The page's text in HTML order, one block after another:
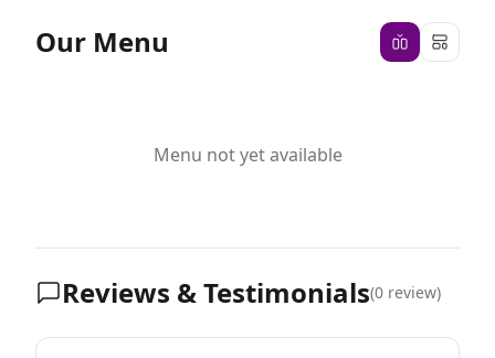
Our Menu
Menu not yet available
Reviews & Testimonials(0 review)